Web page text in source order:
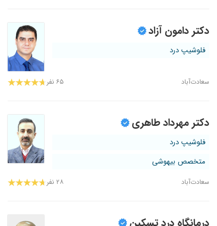
دکتر دامون آزاد
فلوشیپ درد
سعادت‌آباد ۶۵ نفر
دکتر مهرداد طاهری
فلوشیپ درد
متخصص بیهوشی
سعادت‌آباد ۲۸ نفر